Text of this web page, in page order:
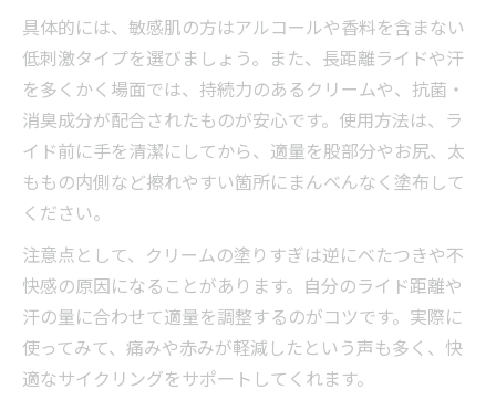
具体的には、敏感肌の方はアルコールや香料を含まない
低刺激タイプを選びましょう。また、長距離ライドや汗
を多くかく場面では、持続力のあるクリームや、抗菌・
消臭成分が配合されたものが安心です。使用方法は、ラ
イド前に手を清潔にしてから、適量を股部分やお尻、太
ももの内側など擦れやすい箇所にまんべんなく塗布して
ください。
注意点として、クリームの塗りすぎは逆にべたつきや不
快感の原因になることがあります。自分のライド距離や
汗の量に合わせて適量を調整するのがコツです。実際に
使ってみて、痛みや赤みが軽減したという声も多く、快
適なサイクリングをサポートしてくれます。